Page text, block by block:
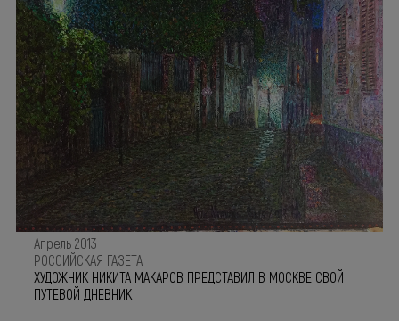
Апрель 2013
РОССИЙСКАЯ ГАЗЕТА
ХУДОЖНИК НИКИТА МАКАРОВ ПРЕДСТАВИЛ В МОСКВЕ СВОЙ
ПУТЕВОЙ ДНЕВНИК